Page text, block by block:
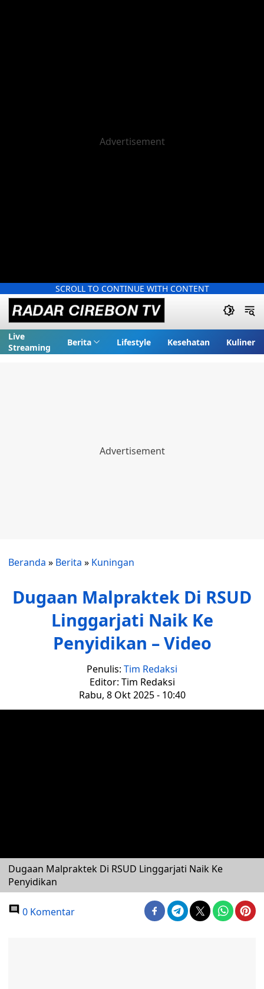
SCROLL TO CONTINUE WITH CONTENT
Live
Streaming
Berita Lifestyle Kesehatan Kuliner
Beranda » Berita » Kuningan
Dugaan Malpraktek Di RSUD
Linggarjati Naik Ke
Penyidikan – Video
Penulis: Tim Redaksi
Editor: Tim Redaksi
Rabu, 8 Okt 2025 - 10:40
Dugaan Malpraktek Di RSUD Linggarjati Naik Ke
Penyidikan
0 Komentar